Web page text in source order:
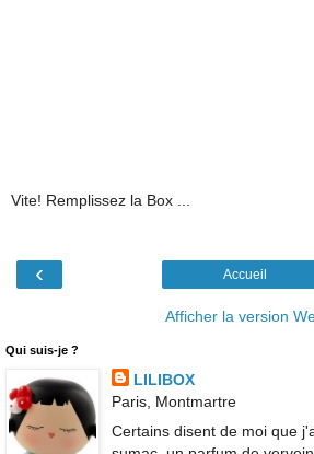
Vite! Remplissez la Box ...
‹ Accueil
Afficher la version
Qui suis-je ?
LILIBOX
Paris, Montmartre
Certains disent de moi que